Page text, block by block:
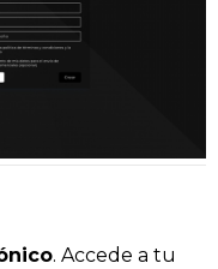
. Accede a tu